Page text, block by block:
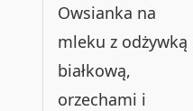
Owsianka na
mleku z odżywką
białkową,
orzechami i